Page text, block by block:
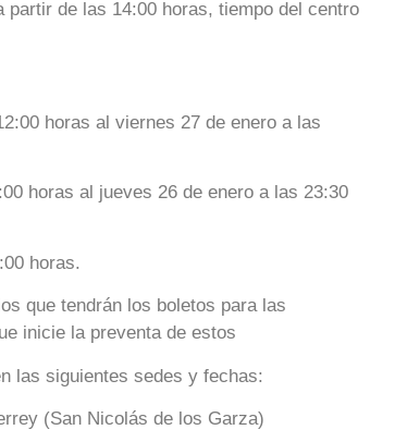
partir de las 14:00 horas, tiempo del centro
horas al viernes 27 de enero a las
horas al jueves 26 de enero a las 23:30
horas.
que tendrán los boletos para las
inicie la preventa de estos
las siguientes sedes y fechas:
(San Nicolás de los Garza)